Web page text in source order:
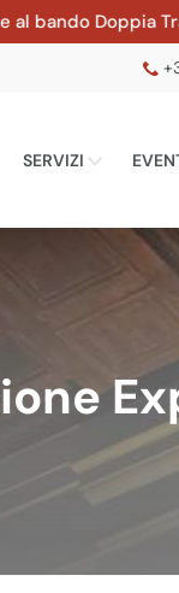
Transizione
SERVIZI